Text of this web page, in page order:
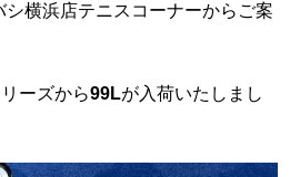
横浜店テニスコーナーからご案
ーズから99Lが入荷いたしまし